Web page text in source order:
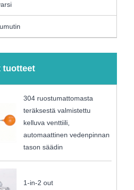
tuotteet
304 ruostumattomasta
teräksestä valmistettu
kelluva venttiili,
automaattinen vedenpinnan
tason säädin
1-in-2 out